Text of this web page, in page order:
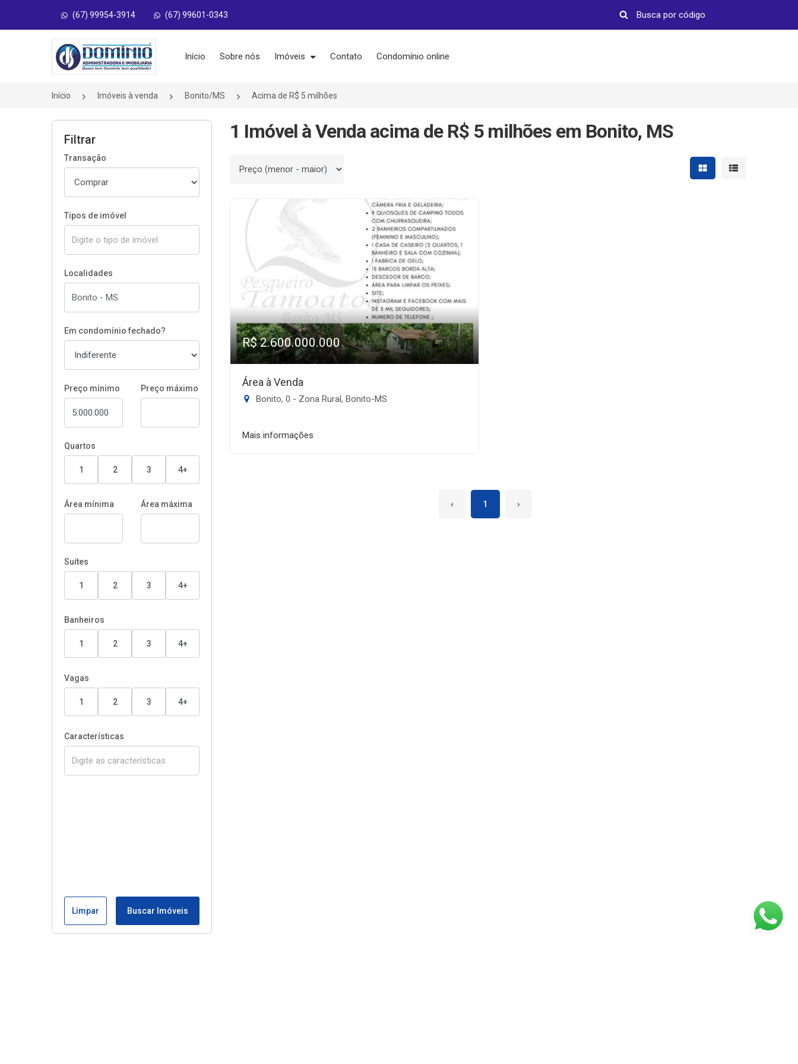
(67) 99954-3914 (67) 99601-0343
Página inicial
Início Sobre nós Imóveis Contato Condomínio online
Início Imóveis à venda Bonito/MS Acima de R$ 5 milhões
Filtrar
Transação
Tipos de imóvel
Localidades
Em condomínio fechado?
Preço mínimo Preço máximo
Quartos
1 2 3 4+
Área mínima Área máxima
Suítes
1 2 3 4+
Banheiros
1 2 3 4+
Vagas
1 2 3 4+
Características
Limpar Buscar Imóveis
1 Imóvel à Venda acima de R$ 5 milhões em Bonito, MS
Ordenar por Mostrar resultados em
Mostrar
R$ 2.600.000.000
Área à Venda
Bonito, 0 - Zona Rural, Bonito-MS
Mais informações
‹ 1 ›